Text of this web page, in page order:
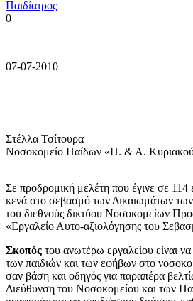
Παιδίατρος
0
07-07-2010
Στέλλα Τσίτουρα
Νοσοκομείο Παίδων «Π. & Α.
Σε προδρομική μελέτη που έγινε σε
κενά στο σεβασμό των Δικαιωμάτων
του διεθνούς δικτύου Νοσοκομείων
«Εργαλείο Αυτο-αξιολόγησης του
Σκοπός του ανωτέρω εργαλείου είναι
των παιδιών και των εφήβων στο
σαν βάση και οδηγός για παραπέρα
Διεύθυνση του Νοσοκομείου και των